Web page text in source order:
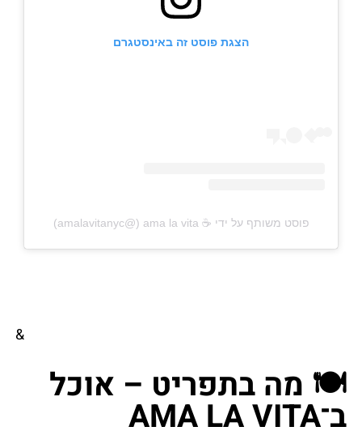
הצגת פוסט זה באינסטגרם
פוסט משותף על ידי ‏‎ama la vita ☕️‎‏ (@‏‎amalavitanyc‎‏)
&
🍽️ מה בתפריט – אוכל
ב־AMA LA VITA